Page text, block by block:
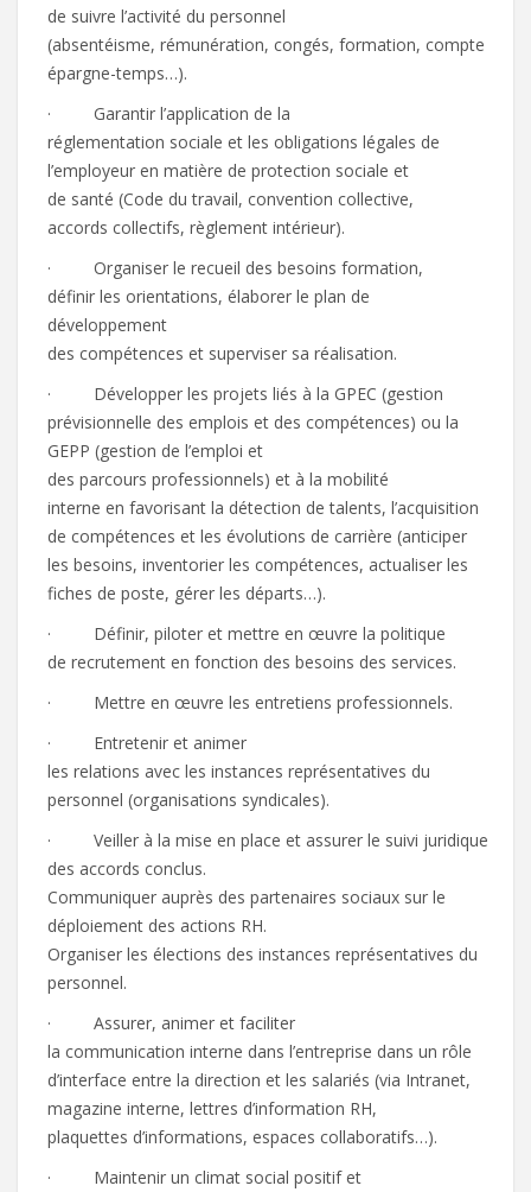
de suivre l’activité du personnel
(absentéisme, rémunération, congés, formation, compte
épargne-temps…).
· Garantir l’application de la
réglementation sociale et les obligations légales de
l’employeur en matière de protection sociale et
de santé (Code du travail, convention collective,
accords collectifs, règlement intérieur).
· Organiser le recueil des besoins formation,
définir les orientations, élaborer le plan de
développement
des compétences et superviser sa réalisation.
· Développer les projets liés à la GPEC (gestion
prévisionnelle des emplois et des compétences) ou la
GEPP (gestion de l’emploi et
des parcours professionnels) et à la mobilité
interne en favorisant la détection de talents, l’acquisition
de compétences et les évolutions de carrière (anticiper
les besoins, inventorier les compétences, actualiser les
fiches de poste, gérer les départs…).
· Définir, piloter et mettre en œuvre la politique
de recrutement en fonction des besoins des services.
· Mettre en œuvre les entretiens professionnels.
· Entretenir et animer
les relations avec les instances représentatives du
personnel (organisations syndicales).
· Veiller à la mise en place et assurer le suivi juridique
des accords conclus.
Communiquer auprès des partenaires sociaux sur le
déploiement des actions RH.
Organiser les élections des instances représentatives du
personnel.
· Assurer, animer et faciliter
la communication interne dans l’entreprise dans un rôle
d’interface entre la direction et les salariés (via Intranet,
magazine interne, lettres d’information RH,
plaquettes d’informations, espaces collaboratifs…).
· Maintenir un climat social positif et